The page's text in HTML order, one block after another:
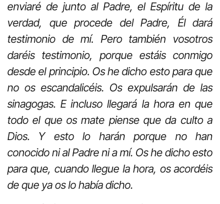
enviaré de junto al Padre, el Espíritu de la
verdad, que procede del Padre, Él dará
testimonio de mí. Pero también vosotros
daréis testimonio, porque estáis conmigo
desde el principio. Os he dicho esto para que
no os escandalicéis. Os expulsarán de las
sinagogas. E incluso llegará la hora en que
todo el que os mate piense que da culto a
Dios. Y esto lo harán porque no han
conocido ni al Padre ni a mí. Os he dicho esto
para que, cuando llegue la hora, os acordéis
de que ya os lo había dicho.